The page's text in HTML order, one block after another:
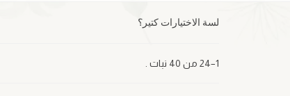
لسة الاختيارات كتير؟
1–24 من 40 نبات .